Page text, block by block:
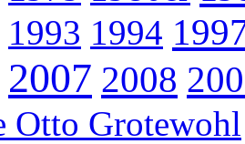
1993 1994
2007 2008
Otto Grotewohl